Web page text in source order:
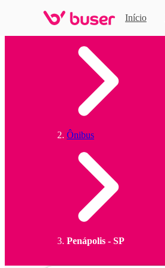
Início
Ônibus
Penápolis - SP